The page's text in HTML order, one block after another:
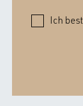
Ich